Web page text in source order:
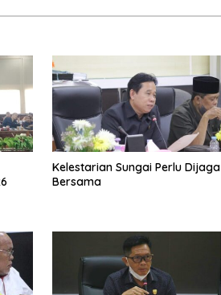
Kelestarian Sungai Perlu Dijaga
Bersama